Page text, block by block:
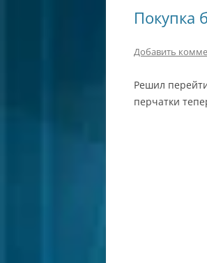
Покупка
Добавить
Решил
перчатки